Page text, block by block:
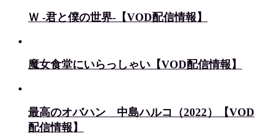
Ｗ -君と僕の世界-【VOD配信情報】
魔女食堂にいらっしゃい【VOD配信情報】
最高のオバハン 中島ハルコ（2022）【VOD
配信情報】